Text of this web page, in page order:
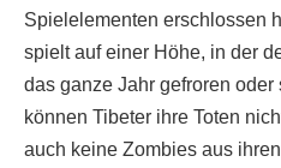
Spielelementen erschlossen
spielt auf einer Höhe, in der
das ganze Jahr gefroren
können Tibeter ihre Toten
auch keine Zombies aus